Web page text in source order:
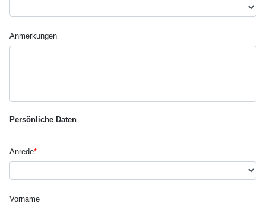
Anmerkungen
Persönliche Daten
Anrede*
Vorname